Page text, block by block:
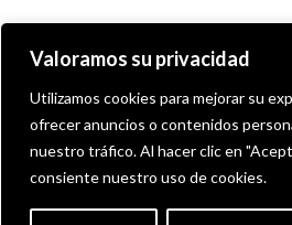
Valoramos su privacidad
Utilizamos cookies para mejorar su
ofrecer anuncios o contenidos
nuestro tráfico. Al hacer clic en
consiente nuestro uso de cookies.